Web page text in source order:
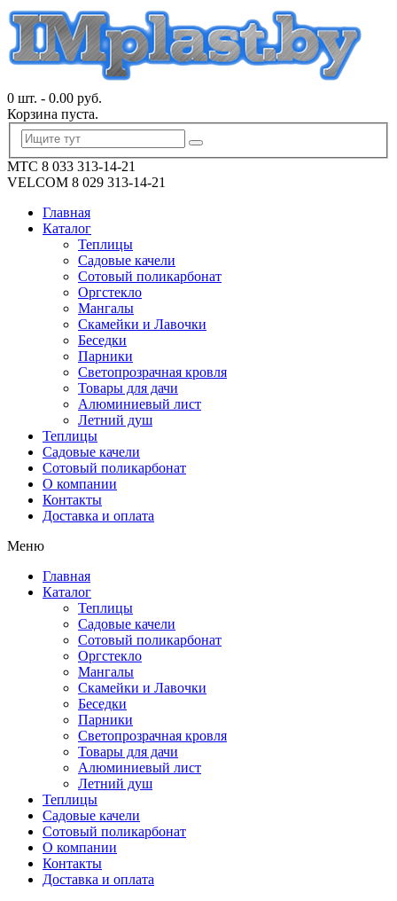
0 шт. - 0.00 руб.
Корзина пуста.
МТС 8 033 313-14-21
VELCOM 8 029 313-14-21
Главная
Каталог
Теплицы
Садовые качели
Сотовый поликарбонат
Оргстекло
Мангалы
Скамейки и Лавочки
Беседки
Парники
Светопрозрачная кровля
Товары для дачи
Алюминиевый лист
Летний душ
Теплицы
Садовые качели
Сотовый поликарбонат
О компании
Контакты
Доставка и оплата
Меню
Главная
Каталог
Теплицы
Садовые качели
Сотовый поликарбонат
Оргстекло
Мангалы
Скамейки и Лавочки
Беседки
Парники
Светопрозрачная кровля
Товары для дачи
Алюминиевый лист
Летний душ
Теплицы
Садовые качели
Сотовый поликарбонат
О компании
Контакты
Доставка и оплата